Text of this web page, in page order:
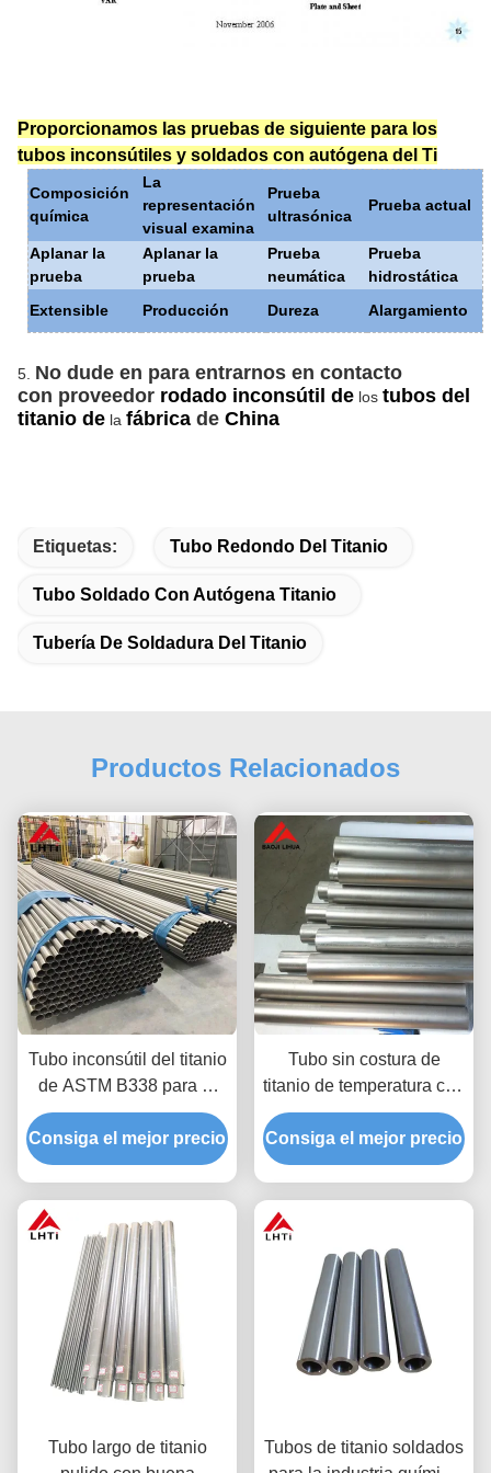
Proporcionamos las pruebas de siguiente para los
tubos inconsútiles y soldados con autógena del Ti
Composición
química
La
representación
visual examina
Prueba
ultrasónica
Prueba actual
Aplanar la
prueba
Aplanar la
prueba
Prueba
neumática
Prueba
hidrostática
Extensible
Producción Dureza Alargamiento
5. No dude en para entrarnos en contacto
con proveedor rodado inconsútil de los tubos del
titanio de la fábrica de China
Etiquetas: Tubo Redondo Del Titanio
Tubo Soldado Con Autógena Titanio
Tubería De Soldadura Del Titanio
Productos Relacionados
Tubo inconsútil del titanio
de ASTM B338 para el
condensador 19m m del
cambiador de calor
Consiga el mejor precio
Tubo sin costura de
titanio de temperatura con
excelente resistencia a la
corrosión GR1 GR2 GR3
GR4 GR5 GR7 GR9
Consiga el mejor precio
Tubo largo de titanio
Tubos de titanio soldados